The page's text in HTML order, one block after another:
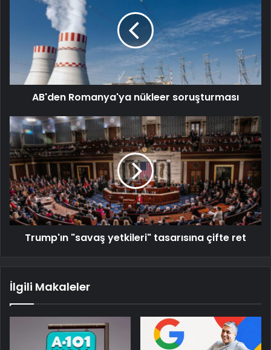
AB'den Romanya'ya nükleer soruşturması
Trump'ın "savaş yetkileri" tasarısına çifte ret
İlgili Makaleler